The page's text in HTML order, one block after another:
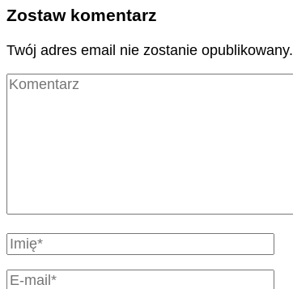
Zostaw komentarz
Twój adres email nie zostanie opublikowany.